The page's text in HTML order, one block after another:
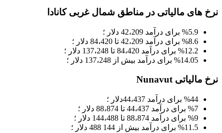
نرخ های مالیاتی در مناطق شمال غربی کانادا
%5.9 برای درآمد 42،209 دلار ؛
%8.6 برای درآمد 42،209 تا 84،420 دلار ؛
%12.2 برای درآمد 84،420 تا 137،248 دلار ؛
%14.05 برای درآمد بیش از 137،248 دلار ؛
نرخ مالیاتی Nunavut
%44 برای درآمد 44،437دلار ؛
%7 برای درآمد 44،437 تا 88،874 دلار ؛
%9 برای درآمد 88،874 تا 144،488 دلار ؛
%11.5 برای درآمد بیش از 144 488 دلار ؛